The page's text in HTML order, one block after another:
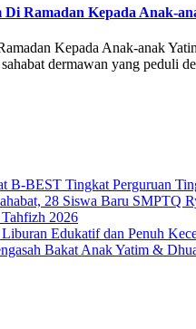
Di Ramadan Kepada Anak-
Kepada Anak-anak
dermawan yang
BEST Tingkat Perguruan
28 Siswa Baru SMPTQ
2026
Edukatif dan Penuh
Bakat Anak Yatim &